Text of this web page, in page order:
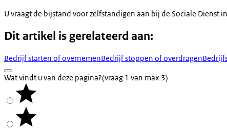
U vraagt de bijstand voor zelfstandigen aan bij de Sociale Dienst
Dit artikel is gerelateerd aan:
Bedrijf starten of overnemenBedrijf stoppen of overdragen
Wat vindt u van deze pagina?(vraag 1 van max 3)